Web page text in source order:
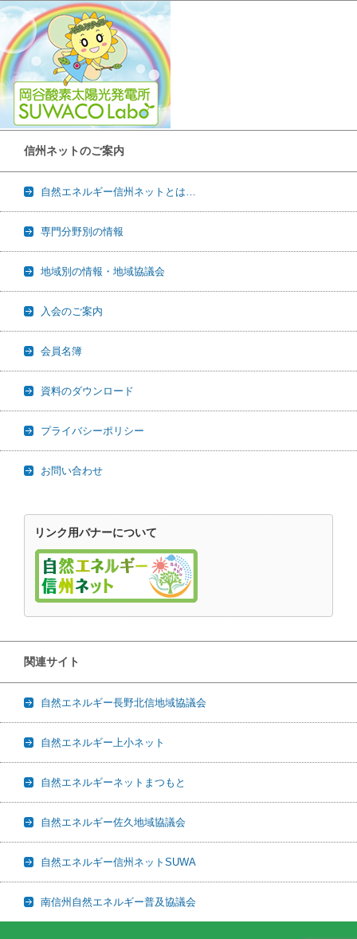
信州ネットのご案内
自然エネルギー信州ネットとは…
専門分野別の情報
地域別の情報・地域協議会
入会のご案内
会員名簿
資料のダウンロード
プライバシーポリシー
お問い合わせ
リンク用バナーについて
関連サイト
自然エネルギー長野北信地域協議会
自然エネルギー上小ネット
自然エネルギーネットまつもと
自然エネルギー佐久地域協議会
自然エネルギー信州ネットSUWA
南信州自然エネルギー普及協議会